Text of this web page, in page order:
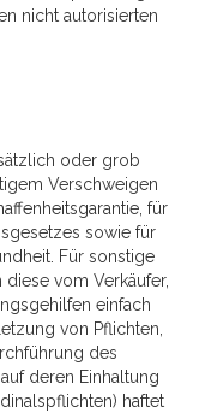
nicht autorisierten
oder grob
Verschweigen
für
sowie für
Für sonstige
vom Verkäufer,
einfach
von Pflichten,
des
deren Einhaltung
haftet